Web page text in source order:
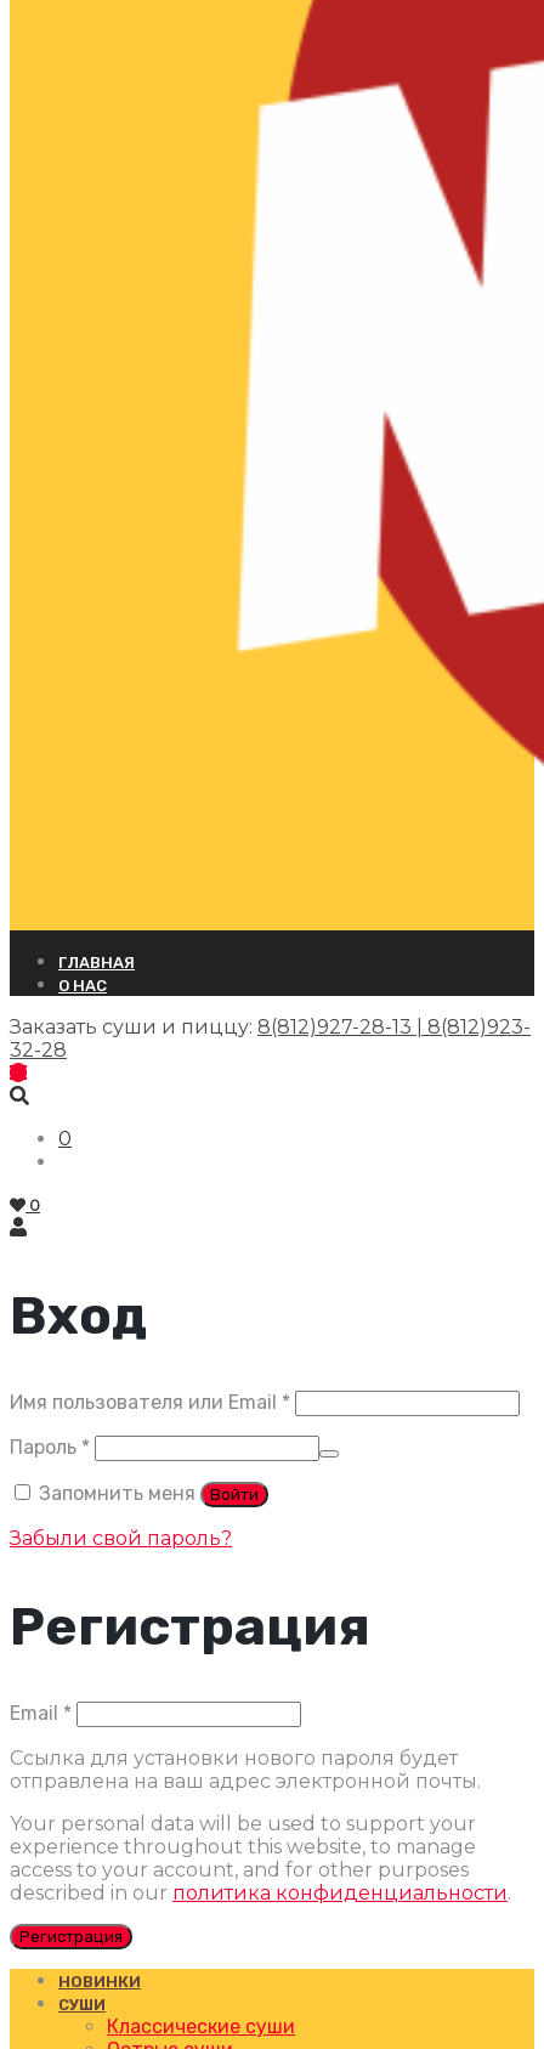
ГЛАВНАЯ
О НАС
Заказать суши и пиццу: 8(812)927-28-13 | 8(812)923-
32-28
0
0
Вход
Имя пользователя или Email *
Пароль *
Запомнить меня Войти
Забыли свой пароль?
Регистрация
Email *
Ссылка для установки нового пароля будет
отправлена ​​на ваш адрес электронной почты.
Your personal data will be used to support your
experience throughout this website, to manage
access to your account, and for other purposes
described in our политика конфиденциальности.
Регистрация
НОВИНКИ
СУШИ
Классические суши